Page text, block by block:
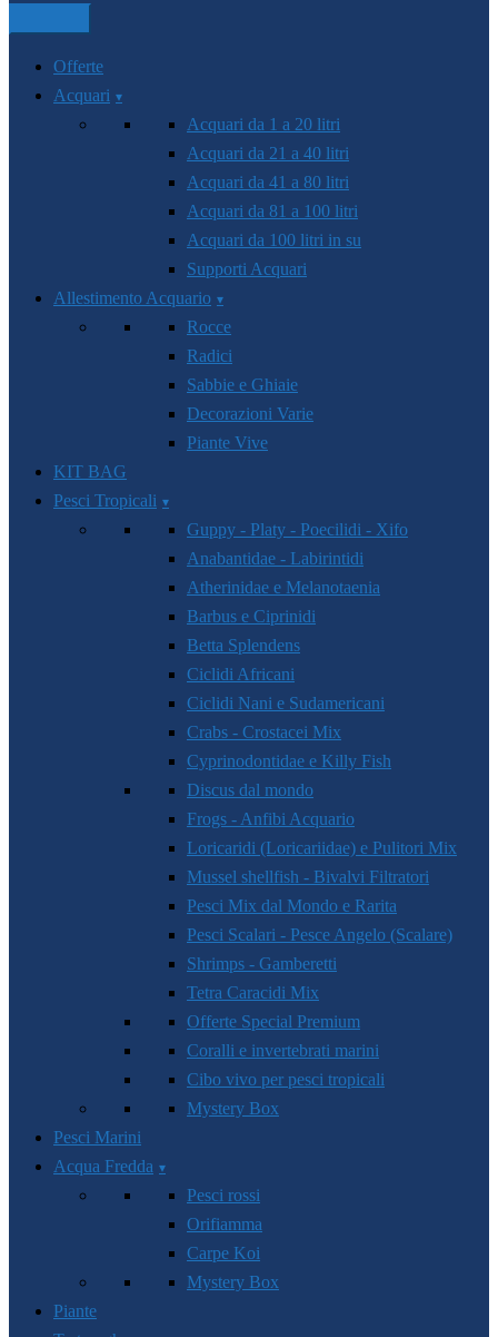
Offerte
Acquari
Acquari da 1 a 20 litri
Acquari da 21 a 40 litri
Acquari da 41 a 80 litri
Acquari da 81 a 100 litri
Acquari da 100 litri in su
Supporti Acquari
Allestimento Acquario
Rocce
Radici
Sabbie e Ghiaie
Decorazioni Varie
Piante Vive
KIT BAG
Pesci Tropicali
Guppy - Platy - Poecilidi - Xifo
Anabantidae - Labirintidi
Atherinidae e Melanotaenia
Barbus e Ciprinidi
Betta Splendens
Ciclidi Africani
Ciclidi Nani e Sudamericani
Crabs - Crostacei Mix
Cyprinodontidae e Killy Fish
Discus dal mondo
Frogs - Anfibi Acquario
Loricaridi (Loricariidae) e Pulitori Mix
Mussel shellfish - Bivalvi Filtratori
Pesci Mix dal Mondo e Rarita
Pesci Scalari - Pesce Angelo (Scalare)
Shrimps - Gamberetti
Tetra Caracidi Mix
Offerte Special Premium
Coralli e invertebrati marini
Cibo vivo per pesci tropicali
Mystery Box
Pesci Marini
Acqua Fredda
Pesci rossi
Orifiamma
Carpe Koi
Mystery Box
Piante